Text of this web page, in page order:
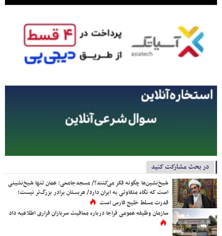
در بحث مشارکت کنید
شیخ‌نشین‌ها چگونه فکر می‌کنند؟/ مسجدجامعی: عمان تنها شیخ‌نشینی
است که نگاه متفاوتی به ایران دارد/ عربستان برادر بزرگ‌تر نیست؛
قدرت مسلط خلیج فارس است
سازمان وظیفه عمومی فراجا درباره معافیت سربازان فراری اطلاعیه داد